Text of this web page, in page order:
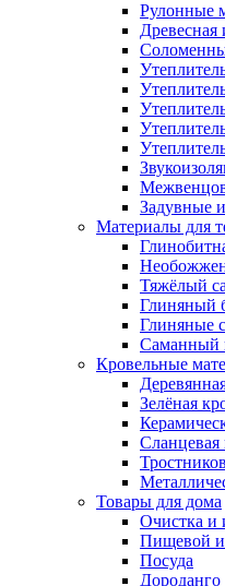
Рулонные
Древесная
Задувные
Материалы для
Тяжёлый
Глиняный
Глиняные
Саманный
Кровельные
Зелёная
Сланцевая
Товары для дома
Очистка и
Пищевой
Посуда
Дороданго